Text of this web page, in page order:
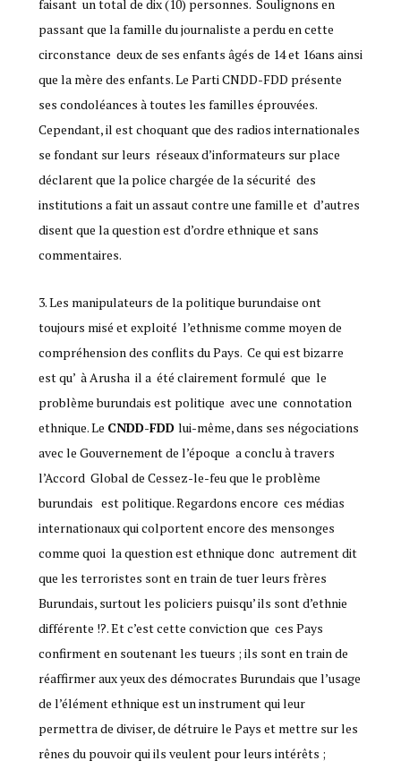
faisant un total de dix (10) personnes. Soulignons en
passant que la famille du journaliste a perdu en cette
circonstance deux de ses enfants âgés de 14 et 16ans ainsi
que la mère des enfants. Le Parti CNDD-FDD présente
ses condoléances à toutes les familles éprouvées.
Cependant, il est choquant que des radios internationales
se fondant sur leurs réseaux d’informateurs sur place
déclarent que la police chargée de la sécurité des
institutions a fait un assaut contre une famille et d’autres
disent que la question est d’ordre ethnique et sans
commentaires.
3. Les manipulateurs de la politique burundaise ont
toujours misé et exploité l’ethnisme comme moyen de
compréhension des conflits du Pays. Ce qui est bizarre
est qu’ à Arusha il a été clairement formulé que le
problème burundais est politique avec une connotation
ethnique. Le CNDD-FDD lui-même, dans ses négociations
avec le Gouvernement de l’époque a conclu à travers
l’Accord Global de Cessez-le-feu que le problème
burundais est politique. Regardons encore ces médias
internationaux qui colportent encore des mensonges
comme quoi la question est ethnique donc autrement dit
que les terroristes sont en train de tuer leurs frères
Burundais, surtout les policiers puisqu’ ils sont d’ethnie
différente !?. Et c’est cette conviction que ces Pays
confirment en soutenant les tueurs ; ils sont en train de
réaffirmer aux yeux des démocrates Burundais que l’usage
de l’élément ethnique est un instrument qui leur
permettra de diviser, de détruire le Pays et mettre sur les
rênes du pouvoir qui ils veulent pour leurs intérêts ;